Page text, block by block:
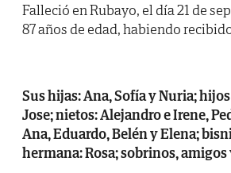
Falleció en Rubayo, el día 21 de
87 años de edad, habiendo recibido
Sus hijas: Ana, Sofía y Nuria;
Jose; nietos: Alejandro e Irene,
Ana, Eduardo, Belén y Elena;
hermana: Rosa; sobrinos,